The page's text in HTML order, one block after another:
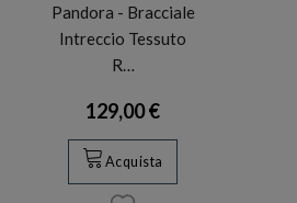
Pandora - Bracciale
Intreccio Tessuto
R…
129,00 €
Acquista